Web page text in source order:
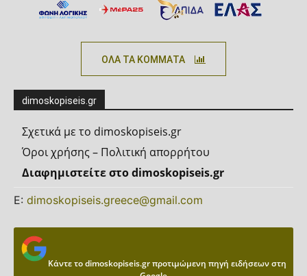
ΟΛΑ ΤΑ ΚΟΜΜΑΤΑ
dimoskopiseis.gr
Σχετικά με το dimoskopiseis.gr
Όροι χρήσης – Πολιτική απορρήτου
Διαφημιστείτε στο dimoskopiseis.gr
Ε: dimoskopiseis.greece@gmail.com
Κάντε το dimoskopiseis.gr προτιμώμενη πηγή ειδήσεων στη